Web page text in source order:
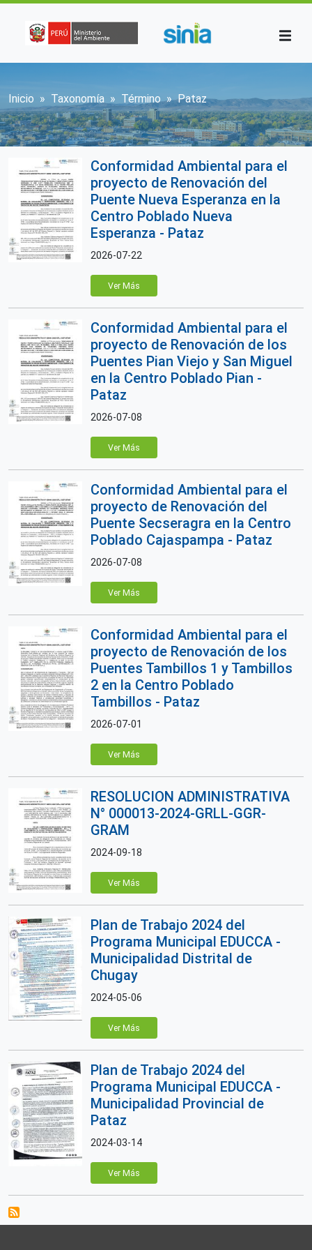
Sobrescribir enlaces de ayuda a la
Inicio Taxonomía Término Pataz
Conformidad Ambiental para el
proyecto de Renovación del
Puente Nueva Esperanza en la
Centro Poblado Nueva
Esperanza - Pataz
2026-07-22
Ver Más
Conformidad Ambiental para el
proyecto de Renovación de los
Puentes Pian Viejo y San Miguel
en la Centro Poblado Pian -
Pataz
2026-07-08
Ver Más
Conformidad Ambiental para el
proyecto de Renovación del
Puente Secseragra en la Centro
Poblado Cajaspampa - Pataz
2026-07-08
Ver Más
Conformidad Ambiental para el
proyecto de Renovación de los
Puentes Tambillos 1 y Tambillos
2 en la Centro Poblado
Tambillos - Pataz
2026-07-01
Ver Más
RESOLUCION ADMINISTRATIVA
N° 000013-2024-GRLL-GGR-
GRAM
2024-09-18
Ver Más
Plan de Trabajo 2024 del
Programa Municipal EDUCCA -
Municipalidad Distrital de
Chugay
2024-05-06
Ver Más
Plan de Trabajo 2024 del
Programa Municipal EDUCCA -
Municipalidad Provincial de
Pataz
2024-03-14
Ver Más